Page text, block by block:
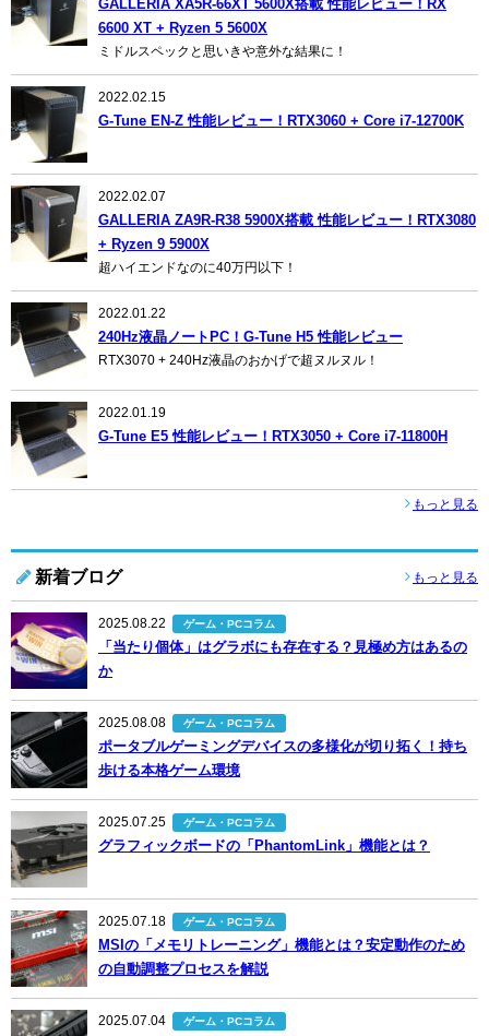
GALLERIA XA5R-66XT 5600X搭載 性能レビュー！RX
6600 XT + Ryzen 5 5600X
ミドルスペックと思いきや意外な結果に！
2022.02.15
G-Tune EN-Z 性能レビュー！RTX3060 + Core i7-12700K
2022.02.07
GALLERIA ZA9R-R38 5900X搭載 性能レビュー！RTX3080
+ Ryzen 9 5900X
超ハイエンドなのに40万円以下！
2022.01.22
240Hz液晶ノートPC！G-Tune H5 性能レビュー
RTX3070 + 240Hz液晶のおかげで超ヌルヌル！
2022.01.19
G-Tune E5 性能レビュー！RTX3050 + Core i7-11800H
もっと見る
新着ブログ もっと見る
2025.08.22 ゲーム・PCコラム
「当たり個体」はグラボにも存在する？見極め方はあるの
か
2025.08.08 ゲーム・PCコラム
ポータブルゲーミングデバイスの多様化が切り拓く！持ち
歩ける本格ゲーム環境
2025.07.25 ゲーム・PCコラム
グラフィックボードの「PhantomLink」機能とは？
2025.07.18 ゲーム・PCコラム
MSIの「メモリトレーニング」機能とは？安定動作のため
の自動調整プロセスを解説
2025.07.04 ゲーム・PCコラム